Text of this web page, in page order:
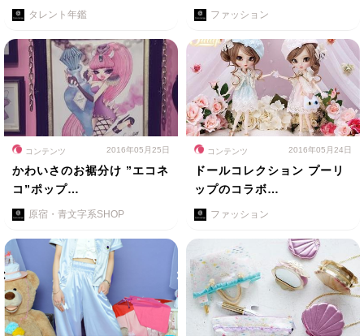
タレント年鑑 ファッション
コンテンツ 2016年05月25日
かわいさのお裾分け ”エコネ
コ”ポップ…
原宿・青文字系SHOP
コンテンツ 2016年05月24日
ドールコレクション プーリ
ップのコラボ…
ファッション